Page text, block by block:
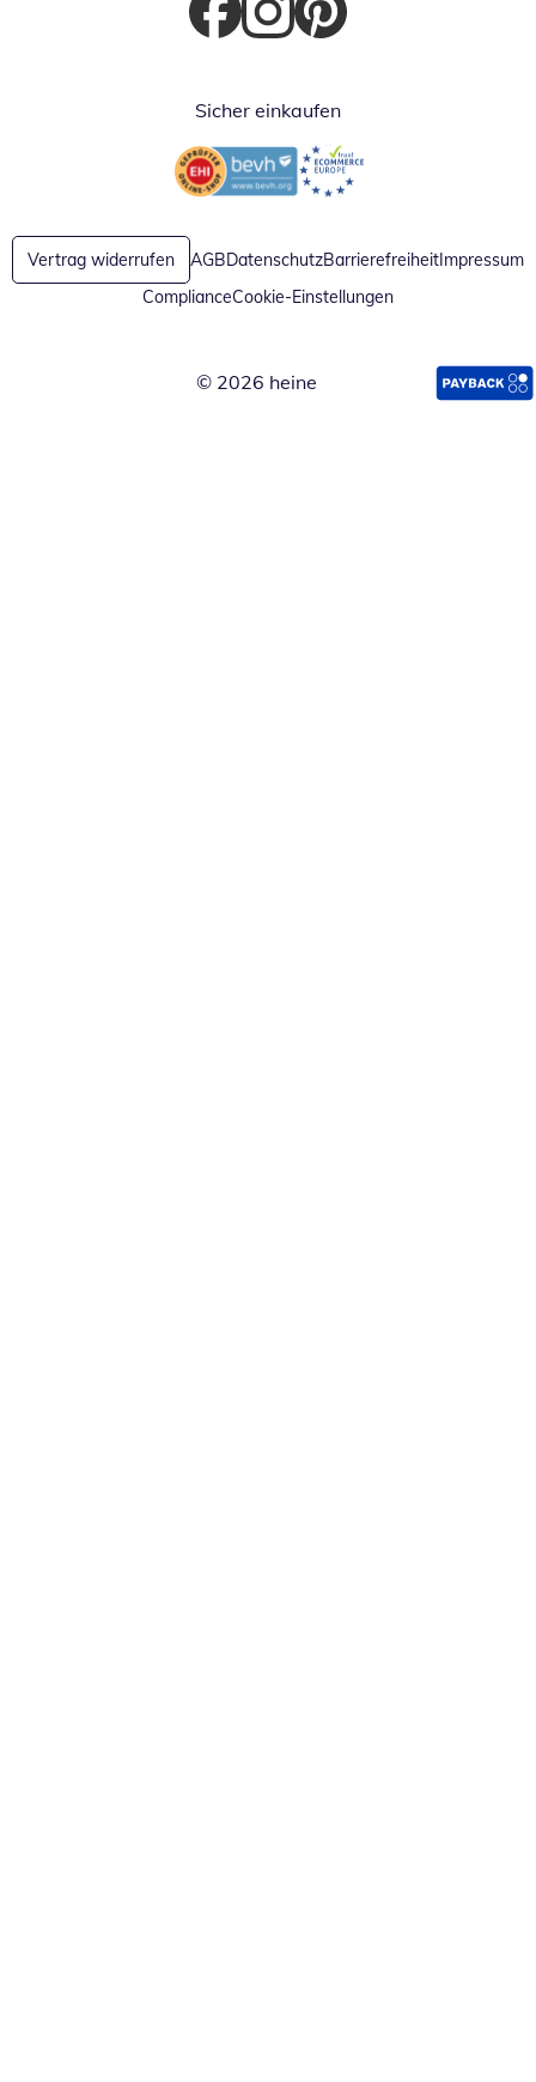
Öffnet in neuem Fenster
Öffnet in neuem Fenster
Öffnet in neuem Fenster
Sicher einkaufen
Öffnet in neuem FensterÖffnet in neuem Fenster
Vertrag widerrufen AGBDatenschutzBarrierefreiheitImpressum
ComplianceCookie-Einstellungen
© 2026 heine